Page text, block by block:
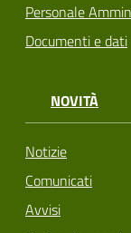
Personale
Documenti e dati
NOVITÀ
Notizie
Comunicati
Avvisi